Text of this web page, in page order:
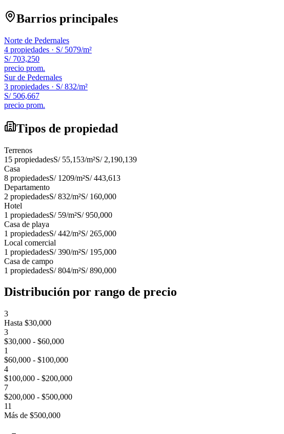
Barrios principales
Norte de Pedernales
4 propiedades · S/ 5079/m²
S/ 703,250
precio prom.
Sur de Pedernales
3 propiedades · S/ 832/m²
S/ 506,667
precio prom.
Tipos de propiedad
Terrenos
15 propiedadesS/ 55,153/m²S/ 2,190,139
Casa
8 propiedadesS/ 1209/m²S/ 443,613
Departamento
2 propiedadesS/ 832/m²S/ 160,000
Hotel
1 propiedadesS/ 59/m²S/ 950,000
Casa de playa
1 propiedadesS/ 442/m²S/ 265,000
Local comercial
1 propiedadesS/ 390/m²S/ 195,000
Casa de campo
1 propiedadesS/ 804/m²S/ 890,000
Distribución por rango de precio
3
Hasta $30,000
3
$30,000 - $60,000
1
$60,000 - $100,000
4
$100,000 - $200,000
7
$200,000 - $500,000
11
Más de $500,000